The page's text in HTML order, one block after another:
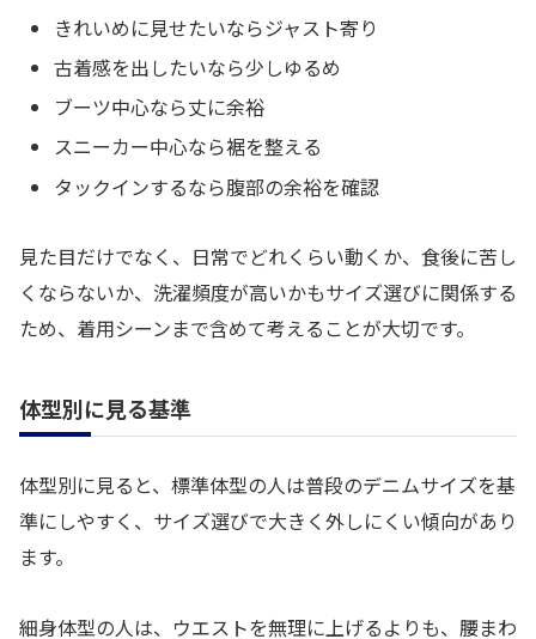
きれいめに見せたいならジャスト寄り
古着感を出したいなら少しゆるめ
ブーツ中心なら丈に余裕
スニーカー中心なら裾を整える
タックインするなら腹部の余裕を確認
見た目だけでなく、日常でどれくらい動くか、食後に苦し
くならないか、洗濯頻度が高いかもサイズ選びに関係する
ため、着用シーンまで含めて考えることが大切です。
体型別に見る基準
体型別に見ると、標準体型の人は普段のデニムサイズを基
準にしやすく、サイズ選びで大きく外しにくい傾向があり
ます。
細身体型の人は、ウエストを無理に上げるよりも、腰まわ